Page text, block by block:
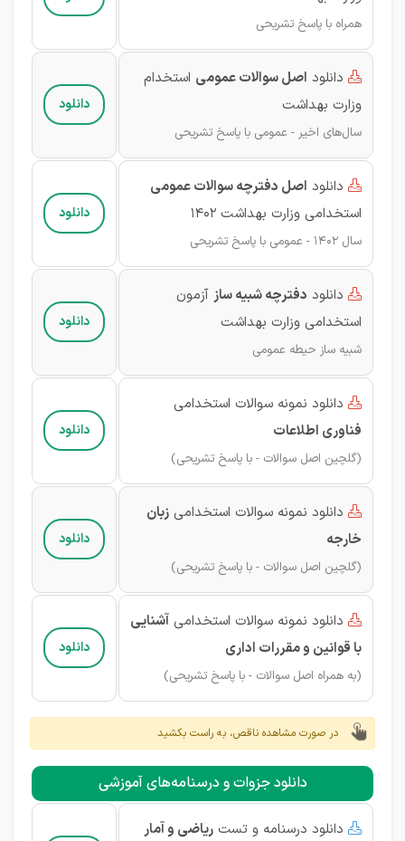
همراه با پاسخ تشریحی
 دانلود اصل سوالات عمومی استخدام
وزارت بهداشت
سال‌های اخیر - عمومی با پاسخ تشریحی
دانلود
 دانلود اصل دفترچه سوالات عمومی
استخدامی وزارت بهداشت ۱۴۰۲
سال‌ 1402 - عمومی با پاسخ تشریحی
دانلود
 دانلود دفترچه شبیه ساز آزمون
استخدامی وزارت بهداشت
شبیه ساز حیطه عمومی
دانلود
 دانلود نمونه سوالات استخدامی
فناوری اطلاعات
(گلچین اصل سوالات - با پاسخ تشریحی)
دانلود
 دانلود نمونه سوالات استخدامی زبان
خارجه
(گلچین اصل سوالات - با پاسخ تشریحی)
دانلود
 دانلود نمونه سوالات استخدامی آشنایی
با قوانین و مقررات اداری
(به همراه اصل سوالات - با پاسخ تشریحی)
دانلود
در صورت مشاهده ناقص، به راست بکشید
دانلود جزوات و درسنامه‌های آموزشی
 دانلود درسنامه و تست ریاضی و آمار